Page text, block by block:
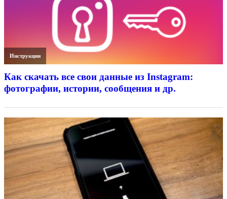
Инструкции
Как скачать все свои данные из Instagram:
фотографии, истории, сообщения и др.